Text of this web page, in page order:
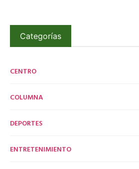
Categorías
CENTRO
COLUMNA
DEPORTES
ENTRETENIMIENTO